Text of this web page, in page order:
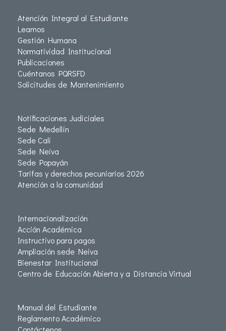
Atención Integral al Estudiante
Leamos
Gestión Humana
Normatividad Institucional
Publicaciones
Cuéntanos PQRSFD
Solicitudes de Mantenimiento
Notificaciones Judiciales
Sede Medellín
Sede Cali
Sede Neiva
Sede Popayán
Tarifas y derechos pecuniarios 2026
Atención a la comunidad
Internacionalización
Acción Académica
Instructivo para pagos
Ampliación sede Neiva
Bienestar Institucional
Centro de Educación Abierta y a Distancia Virtual
Manual del Estudiante
Reglamento Académico